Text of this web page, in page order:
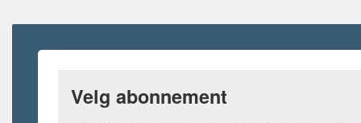
Velg abonnement